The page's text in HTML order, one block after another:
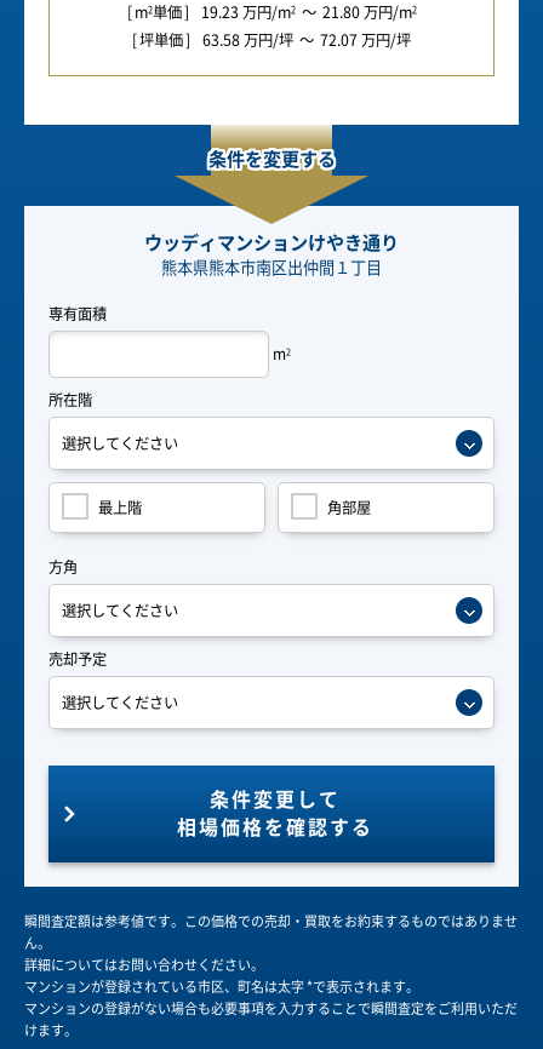
m2単価 19.23 万円/m2 21.80 万円/m2
坪単価 63.58 万円/坪 72.07 万円/坪
条件を変更する
ウッディマンションけやき通り
熊本県熊本市南区出仲間１丁目
専有面積
m2
所在階
最上階 角部屋
方角
売却予定
条件変更して
相場価格を確認する
瞬間査定額は参考値です。この価格での売却・買取をお約束するものではありませ
ん。
詳細についてはお問い合わせください。
マンションが登録されている市区、町名は太字 *で表示されます。
マンションの登録がない場合も必要事項を入力することで瞬間査定をご利用いただ
けます。